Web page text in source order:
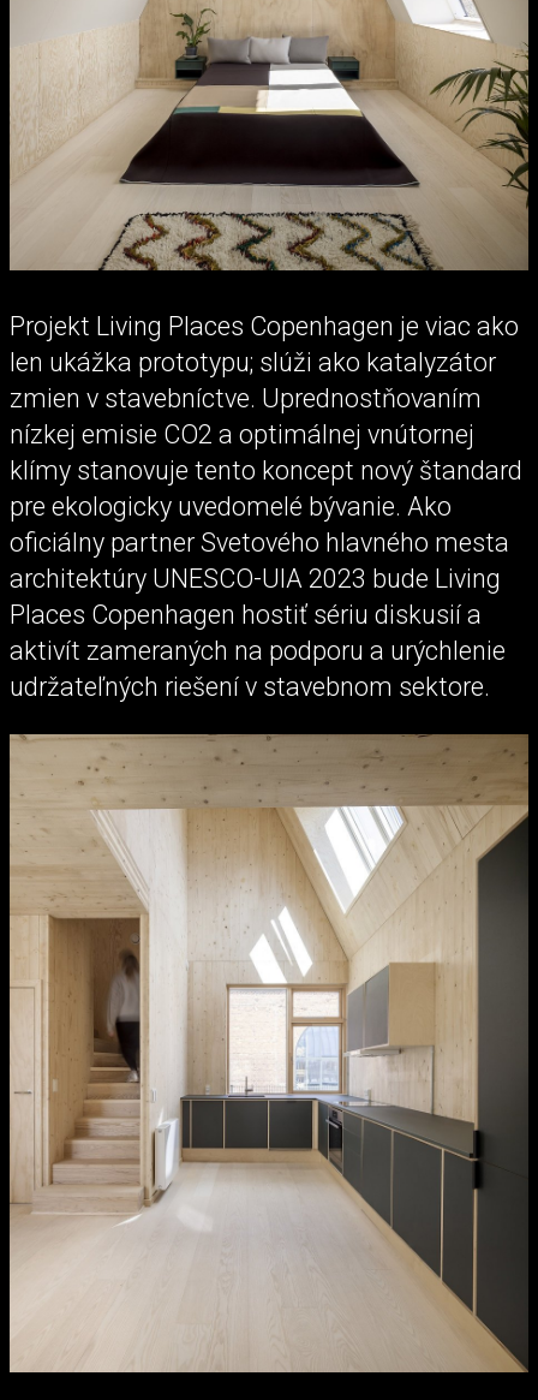
Projekt Living Places Copenhagen je viac ako
len ukážka prototypu; slúži ako katalyzátor
zmien v stavebníctve. Uprednostňovaním
nízkej emisie CO2 a optimálnej vnútornej
klímy stanovuje tento koncept nový štandard
pre ekologicky uvedomelé bývanie. Ako
oficiálny partner Svetového hlavného mesta
architektúry UNESCO-UIA 2023 bude Living
Places Copenhagen hostiť sériu diskusií a
aktivít zameraných na podporu a urýchlenie
udržateľných riešení v stavebnom sektore.